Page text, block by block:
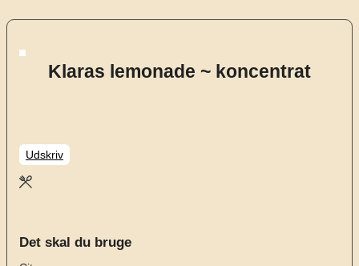
Klaras lemonade ~ koncentrat
Udskriv
Det skal du bruge